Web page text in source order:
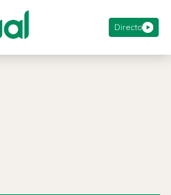
Directo